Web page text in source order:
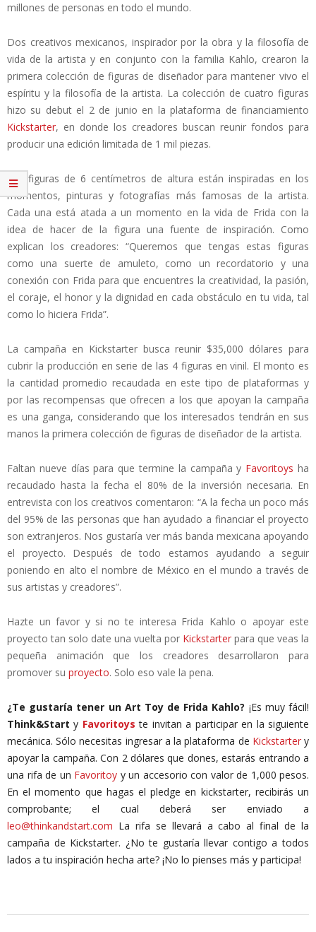
millones de personas en todo el mundo.
Dos creativos mexicanos, inspirador por la obra y la filosofía de
vida de la artista y en conjunto con la familia Kahlo, crearon la
primera colección de figuras de diseñador para mantener vivo el
espíritu y la filosofía de la artista. La colección de cuatro figuras
hizo su debut el 2 de junio en la plataforma de financiamiento
Kickstarter, en donde los creadores buscan reunir fondos para
producir una edición limitada de 1 mil piezas.
Las figuras de 6 centímetros de altura están inspiradas en los
momentos, pinturas y fotografías más famosas de la artista.
Cada una está atada a un momento en la vida de Frida con la
idea de hacer de la figura una fuente de inspiración. Como
explican los creadores: “Queremos que tengas estas figuras
como una suerte de amuleto, como un recordatorio y una
conexión con Frida para que encuentres la creatividad, la pasión,
el coraje, el honor y la dignidad en cada obstáculo en tu vida, tal
como lo hiciera Frida”.
La campaña en Kickstarter busca reunir $35,000 dólares para
cubrir la producción en serie de las 4 figuras en vinil. El monto es
la cantidad promedio recaudada en este tipo de plataformas y
por las recompensas que ofrecen a los que apoyan la campaña
es una ganga, considerando que los interesados tendrán en sus
manos la primera colección de figuras de diseñador de la artista.
Faltan nueve días para que termine la campaña y Favoritoys ha
recaudado hasta la fecha el 80% de la inversión necesaria. En
entrevista con los creativos comentaron: “A la fecha un poco más
del 95% de las personas que han ayudado a financiar el proyecto
son extranjeros. Nos gustaría ver más banda mexicana apoyando
el proyecto. Después de todo estamos ayudando a seguir
poniendo en alto el nombre de México en el mundo a través de
sus artistas y creadores”.
Hazte un favor y si no te interesa Frida Kahlo o apoyar este
proyecto tan solo date una vuelta por Kickstarter para que veas la
pequeña animación que los creadores desarrollaron para
promover su proyecto. Solo eso vale la pena.
¿Te gustaría tener un Art Toy de Frida Kahlo? ¡Es muy fácil!
Think&Start y Favoritoys te invitan a participar en la siguiente
mecánica. Sólo necesitas ingresar a la plataforma de Kickstartery
apoyar la campaña. Con 2 dólares que dones, estarás entrando a
una rifa de un Favoritoy y un accesorio con valor de 1,000 pesos.
En el momento que hagas el pledge en kickstarter, recibirás un
comprobante; el cual deberá ser enviado a
leo@thinkandstart.com La rifa se llevará a cabo al final de la
campaña de Kickstarter. ¿No te gustaría llevar contigo a todos
lados a tu inspiración hecha arte? ¡No lo pienses más y participa!